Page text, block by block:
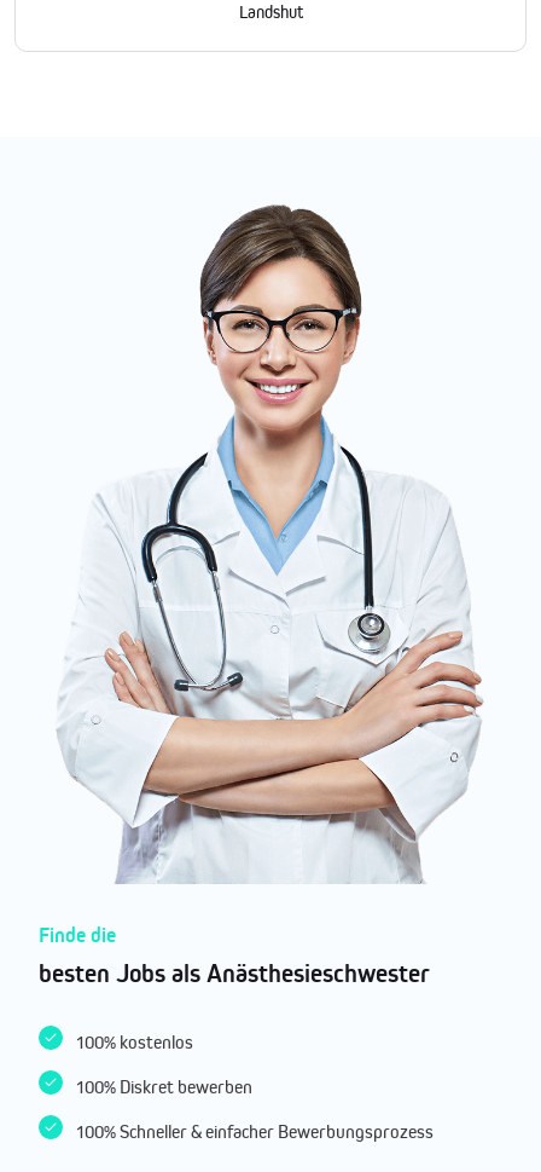
Landshut
Finde die
besten Jobs als Anästhesieschwester
100% kostenlos
100% Diskret bewerben
100% Schneller & einfacher Bewerbungsprozess